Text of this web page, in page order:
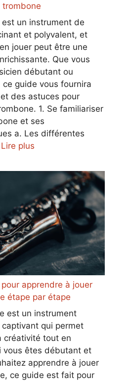
trombone
un instrument de
et polyvalent, et
jouer peut être une
Que vous
débutant ou
ce guide vous fournira
des astuces pour
1. Se familiariser
et ses
a. Les différentes
Lire plus
apprendre à jouer
étape par étape
est un instrument
qui permet
créativité tout en
vous êtes débutant et
apprendre à jouer
ce guide est fait pour